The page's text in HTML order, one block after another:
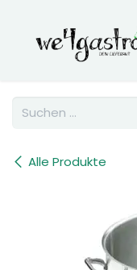
Alle Produkte